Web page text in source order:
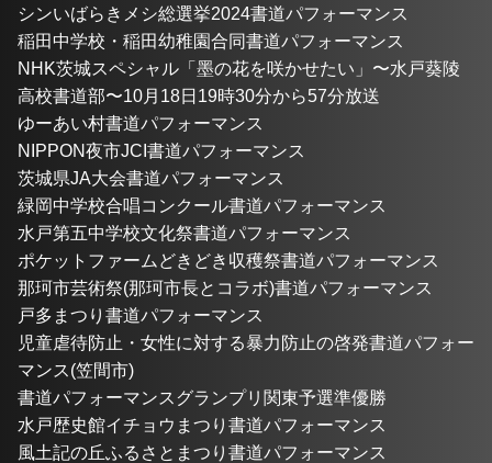
シンいばらきメシ総選挙2024書道パフォーマンス
稲田中学校・稲田幼稚園合同書道パフォーマンス
NHK茨城スペシャル「墨の花を咲かせたい」〜水戸葵陵
高校書道部〜10月18日19時30分から57分放送
ゆーあい村書道パフォーマンス
NIPPON夜市JCI書道パフォーマンス
茨城県JA大会書道パフォーマンス
緑岡中学校合唱コンクール書道パフォーマンス
水戸第五中学校文化祭書道パフォーマンス
ポケットファームどきどき収穫祭書道パフォーマンス
那珂市芸術祭(那珂市長とコラボ)書道パフォーマンス
戸多まつり書道パフォーマンス
児童虐待防止・女性に対する暴力防止の啓発書道パフォー
マンス(笠間市)
書道パフォーマンスグランプリ関東予選準優勝
水戸歴史館イチョウまつり書道パフォーマンス
風土記の丘ふるさとまつり書道パフォーマンス